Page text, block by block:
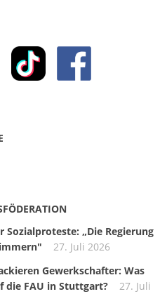
Sozialproteste: „Die Regierung
27. Juli 2026
Gewerkschafter: Was
die FAU in Stuttgart?
27. Juli